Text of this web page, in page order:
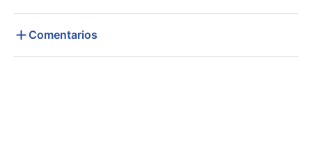
Comentarios